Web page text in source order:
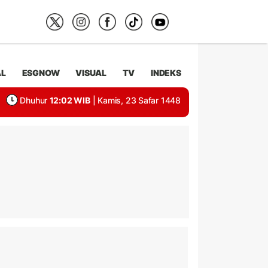
ESGNOW VISUAL TV INDEKS
Dhuhur 12:02 WIB | Kamis, 23 Safar 1448